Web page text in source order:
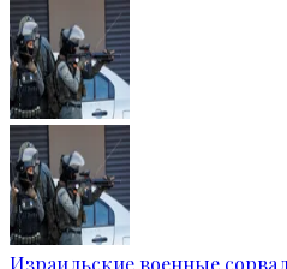
Израильские военные